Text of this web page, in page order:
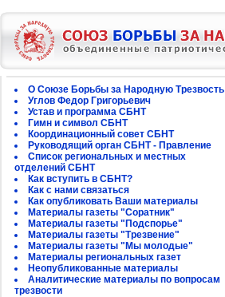
О Союзе Борьбы за Народную Трезвость
Углов Федор Григорьевич
Устав и программа СБНТ
Гимн и символ СБНТ
Координационный совет СБНТ
Руководящий орган СБНТ - Правление
Список региональных и местных
отделений СБНТ
Как вступить в СБНТ?
Как с нами связаться
Как опубликовать Ваши материалы
Материалы газеты "Соратник"
Материалы газеты "Подспорье"
Материалы газеты "Трезвение"
Материалы газеты "Мы молодые"
Материалы региональных газет
Неопубликованные материалы
Аналитические материалы по вопросам
трезвости